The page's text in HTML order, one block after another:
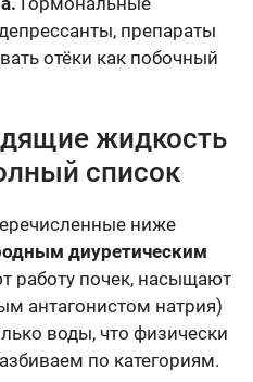
препараты
отёки как побочный
жидкость
список
ниже
диуретическим
работу почек, насыщают
антагонистом натрия)
воды, что физически
по категориям.